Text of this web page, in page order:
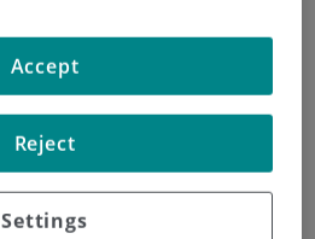
Málaga
Hospital Quirónsalud
Marbella
Sagrado Corazón
Settings
Reject
Accept